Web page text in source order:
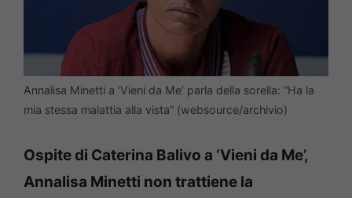
Annalisa Minetti a ‘Vieni da Me’ parla della sorella: “Ha la
mia stessa malattia alla vista” (websource/archivio)
Ospite di Caterina Balivo a ‘Vieni da Me’,
Annalisa Minetti non trattiene la